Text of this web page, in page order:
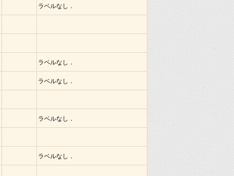
ラベルなし．
ラベルなし．
ラベルなし．
ラベルなし．
ラベルなし．